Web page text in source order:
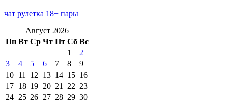
чат рулетка 18+ пары
Август 2026
Пн Вт Ср Чт Пт Сб Вс
1
2
3
4 5 6 7 8
9
10 11 12 13 14 15 16
17 18 19 20 21 22 23
24 25 26 27 28 29 30